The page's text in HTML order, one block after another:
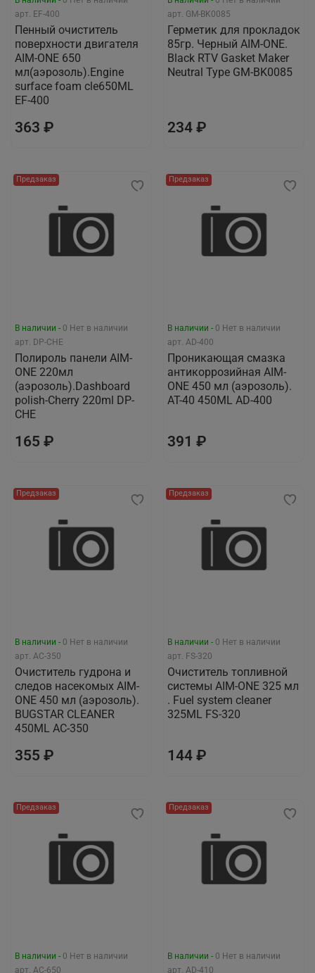
арт. EF-400
Пенный очиститель
поверхности двигателя
AIM-ONE 650
мл(аэрозоль).Engine
surface foam cle650ML
EF-400
363 ₽
арт. GM-BK0085
Герметик для прокладок
85гр. Черный AIM-ONE.
Black RTV Gasket Maker
Neutral Type GM-BK0085
234 ₽
Предзаказ
В наличии - 0 Нет в наличии
арт. DP-CHE
Полироль панели AIM-
ONE 220мл
(аэрозоль).Dashboard
polish-Cherry 220ml DP-
CHE
165 ₽
Предзаказ
В наличии - 0 Нет в наличии
арт. AD-400
Проникающая смазка
антикоррозийная AIM-
ONE 450 мл (аэрозоль).
AT-40 450ML AD-400
391 ₽
Предзаказ
В наличии - 0 Нет в наличии
арт. AC-350
Очиститель гудрона и
следов насекомых AIM-
ONE 450 мл (аэрозоль).
BUGSTAR CLEANER
450ML AC-350
355 ₽
Предзаказ
В наличии - 0 Нет в наличии
арт. FS-320
Очиститель топливной
системы AIM-ONE 325 мл
. Fuel system cleaner
325ML FS-320
144 ₽
Предзаказ
В наличии - 0 Нет в наличии
арт. AC-650
Предзаказ
В наличии - 0 Нет в наличии
арт. AD-410